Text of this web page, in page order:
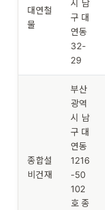
대연철
물
시 남
구 대
연동
32-
29
종합설
비건재
부산
광역
시 남
구 대
연동
1216
-50
102
호 종